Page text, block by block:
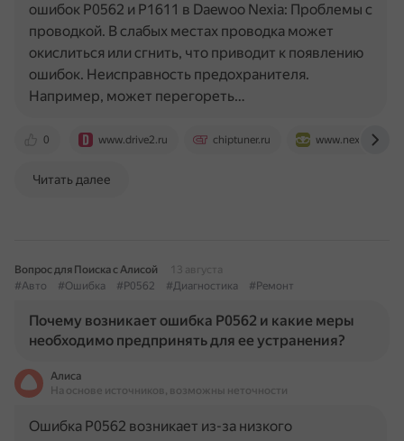
0 www.drive2.ru chiptuner.ru www.nexia-club.ru
ошибок P0562 и P1611 в Daewoo Nexia: Проблемы с
проводкой. В слабых местах проводка может
окислиться или сгнить, что приводит к появлению
ошибок. Неисправность предохранителя.
Например, может перегореть…
Читать далее
Вопрос для Поиска с Алисой
13 августа
#Авто
#Ошибка #P0562 #Диагностика #Ремонт
Почему возникает ошибка P0562 и какие меры
необходимо предпринять для ее устранения?
Алиса
На основе источников, возможны неточности
Ошибка P0562 возникает из-за низкого